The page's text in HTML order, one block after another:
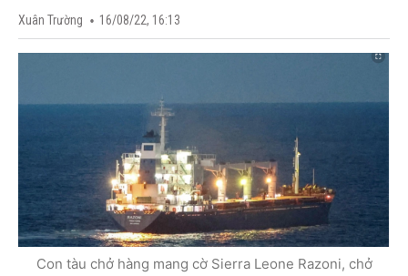
Xuân Trường 16/08/22, 16:13
Con tàu chở hàng mang cờ Sierra Leone Razoni, chở